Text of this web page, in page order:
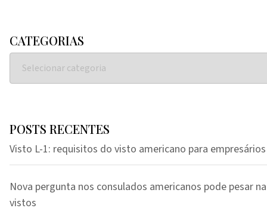
CATEGORIAS
POSTS RECENTES
Visto L-1: requisitos do visto americano para empresários
Nova pergunta nos consulados americanos pode pesar
vistos